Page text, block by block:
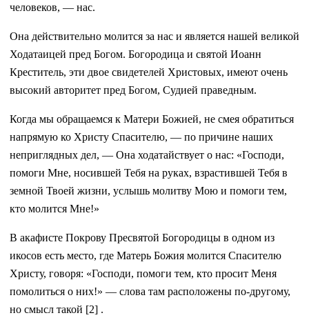
человеков, — нас.
Она действительно молится за нас и является нашей великой
Ходатаицей пред Богом. Богородица и святой Иоанн
Креститель, эти двое свидетелей Христовых, имеют очень
высокий авторитет пред Богом, Судией праведным.
Когда мы обращаемся к Матери Божией, не смея обратиться
напрямую ко Христу Спасителю, — по причине наших
неприглядных дел, — Она ходатайствует о нас: «Господи,
помоги Мне, носившей Тебя на руках, взрастившей Тебя в
земной Твоей жизни, услышь молитву Мою и помоги тем,
кто молится Мне!»
В акафисте Покрову Пресвятой Богородицы в одном из
икосов есть место, где Матерь Божия молится Спасителю
Христу, говоря: «Господи, помоги тем, кто просит Меня
помолиться о них!» — слова там расположены по-другому,
но смысл такой [2] .